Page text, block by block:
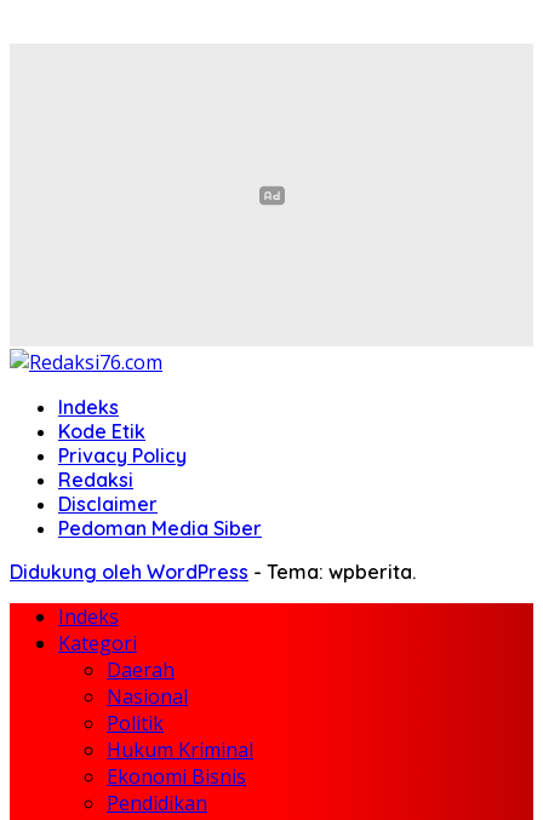
Indeks
Kode Etik
Privacy Policy
Redaksi
Disclaimer
Pedoman Media Siber
Didukung oleh WordPress - Tema: wpberita.
Indeks
Kategori
Daerah
Nasional
Politik
Hukum Kriminal
Ekonomi Bisnis
Pendidikan